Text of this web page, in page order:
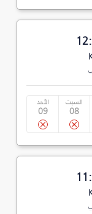
السبت
08
الأحد
09